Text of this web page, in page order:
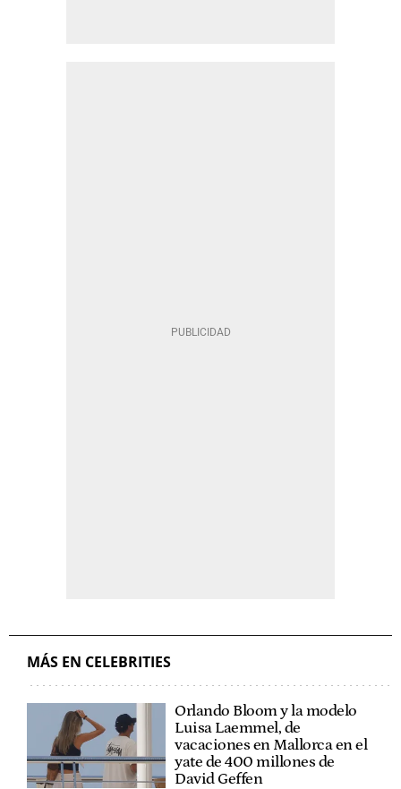
MÁS EN CELEBRITIES
Orlando Bloom y la modelo
Luisa Laemmel, de
vacaciones en Mallorca en el
yate de 400 millones de
David Geffen